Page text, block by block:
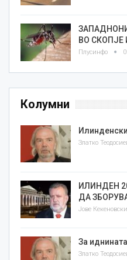
ВО СКОПЈЕ
Плусинфо
Колумни
ИЛИНДЕН
ДА
Јове Кекеновски
За